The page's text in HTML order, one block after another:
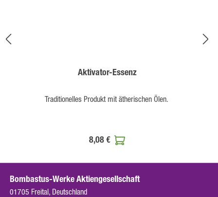
Aktivator-Essenz
Traditionelles Produkt mit ätherischen Ölen.
8,08 €
Bombastus-Werke Aktiengesellschaft
01705 Freital, Deutschland